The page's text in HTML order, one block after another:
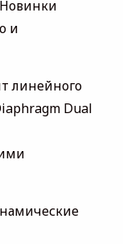
и
линейного
Dual